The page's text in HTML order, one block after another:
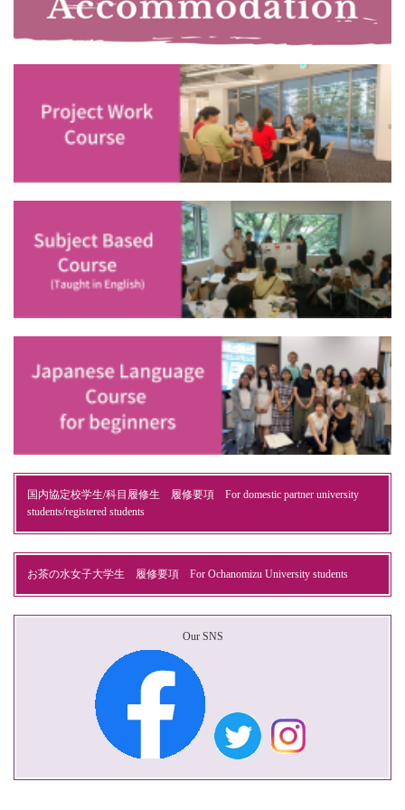
国内協定校学生/科目履修生 履修要項 For domestic partner university
students/registered students
お茶の水女子大学生 履修要項 For Ochanomizu University students
Our SNS